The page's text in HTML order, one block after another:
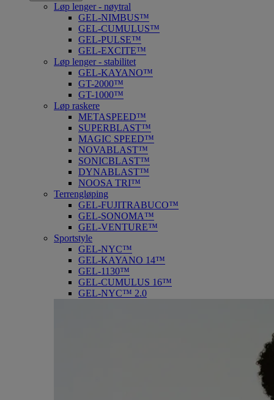
Løp lenger - nøytral
GEL-NIMBUS™
GEL-CUMULUS™
GEL-PULSE™
GEL-EXCITE™
Løp lenger - stabilitet
GEL-KAYANO™
GT-2000™
GT-1000™
Løp raskere
METASPEED™
SUPERBLAST™
MAGIC SPEED™
NOVABLAST™
SONICBLAST™
DYNABLAST™
NOOSA TRI™
Terrengløping
GEL-FUJITRABUCO™
GEL-SONOMA™
GEL-VENTURE™
Sportstyle
GEL-NYC™
GEL-KAYANO 14™
GEL-1130™
GEL-CUMULUS 16™
GEL-NYC™ 2.0